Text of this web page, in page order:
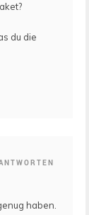
du die
haben.